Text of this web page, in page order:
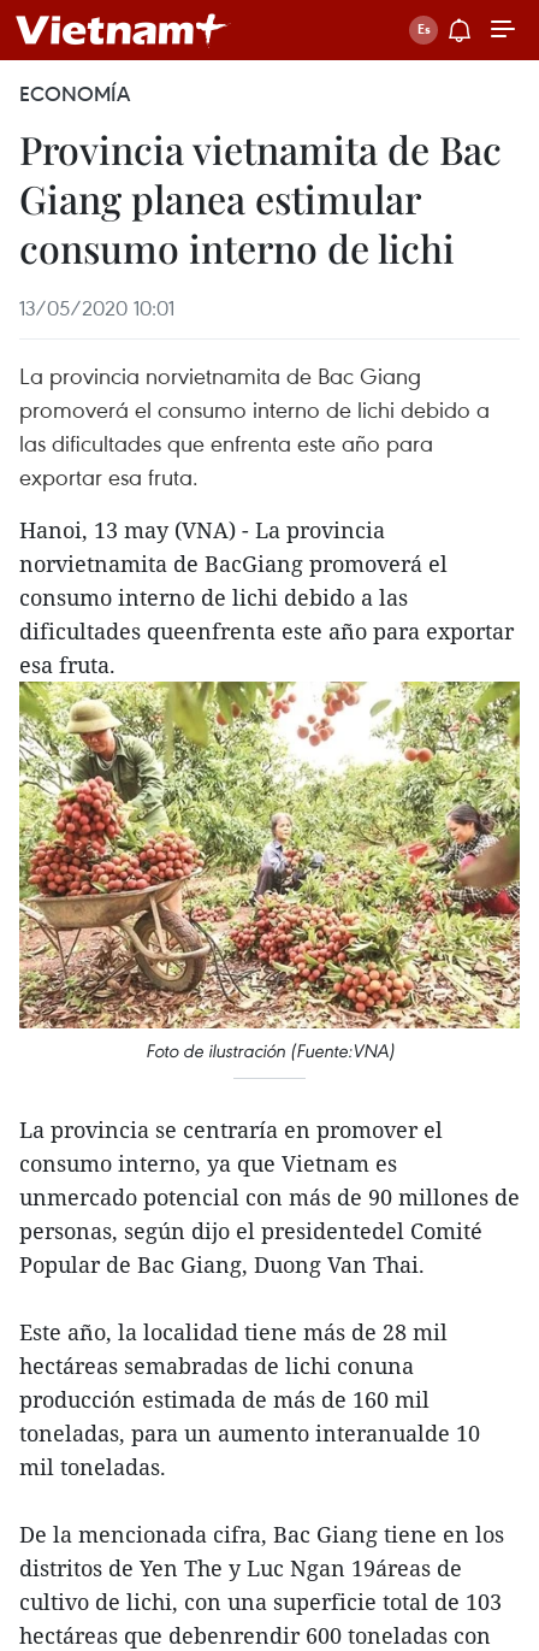
ECONOMÍA
Provincia vietnamita de Bac
Giang planea estimular
consumo interno de lichi
13/05/2020 10:01
La provincia norvietnamita de Bac Giang
promoverá el consumo interno de lichi debido a
las dificultades que enfrenta este año para
exportar esa fruta.
Hanoi, 13 may (VNA) - La provincia
norvietnamita de BacGiang promoverá el
consumo interno de lichi debido a las
dificultades queenfrenta este año para exportar
esa fruta.
Foto de ilustración (Fuente:VNA)
La provincia se centraría en promover el
consumo interno, ya que Vietnam es
unmercado potencial con más de 90 millones de
personas, según dijo el presidentedel Comité
Popular de Bac Giang, Duong Van Thai.
Este año, la localidad tiene más de 28 mil
hectáreas semabradas de lichi conuna
producción estimada de más de 160 mil
toneladas, para un aumento interanualde 10
mil toneladas.
De la mencionada cifra, Bac Giang tiene en los
distritos de Yen The y Luc Ngan 19áreas de
cultivo de lichi, con una superficie total de 103
hectáreas que debenrendir 600 toneladas con